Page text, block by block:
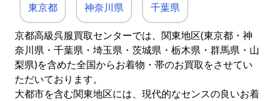
東京都 神奈川県 千葉県
京都高級呉服買取センターでは、関東地区(東京都・神
奈川県・千葉県・埼玉県・茨城県・栃木県・群馬県・山
梨県)を含めた全国からお着物・帯のお買取をさせてい
ただいております。
大都市を含む関東地区には、現代的なセンスの良いお着